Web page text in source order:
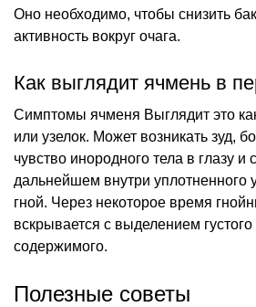
Оно необходимо, чтобы снизить
активность вокруг очага.
Как выглядит ячмень в
Симптомы ячменя Выглядит это
или узелок. Может возникать зуд,
чувство инородного тела в глазу и
дальнейшем внутри уплотненного
гной. Через некоторое время
вскрывается с выделением густого
содержимого.
Полезные советы